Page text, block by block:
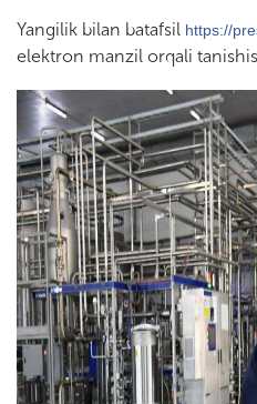
Yangilik bilan batafsil https://
elektron manzil orqali